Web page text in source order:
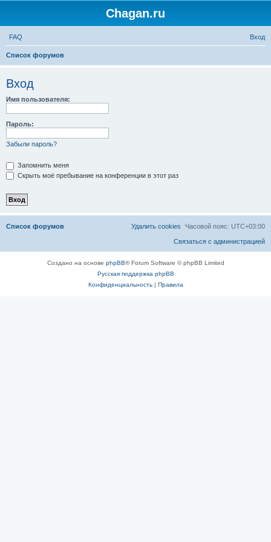
Chagan.ru
FAQ Вход
Список форумов
Вход
Имя пользователя:
Пароль:
Забыли пароль?
Запомнить меня
Скрыть моё пребывание на конференции в этот раз
Список форумов Часовой пояс: UTC+03:00
Удалить cookies
Связаться с администрацией
Создано на основе phpBB® Forum Software © phpBB Limited
Русская поддержка phpBB
Конфиденциальность| Правила